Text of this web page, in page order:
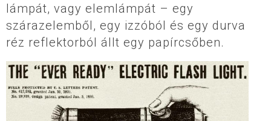
lámpát, vagy elemlámpát – egy
szárazelemből, egy izzóból és egy durva
réz reflektorból állt egy papírcsőben.